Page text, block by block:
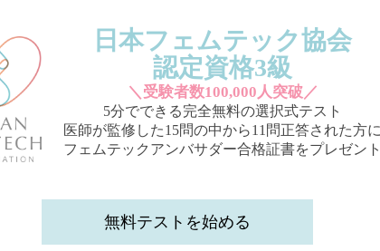
日本フェムテック協会
認定資格3級
＼受験者数100,000人突破／
5分でできる完全無料の選択式テスト
医師が監修した15問の中から11問正答された方
フェムテックアンバサダー合格証書をプレゼン
無料テストを始める